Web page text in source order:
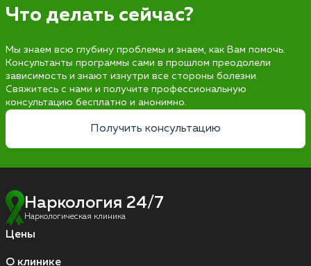
Что делать сейчас?
Мы знаем всю глубину проблемы и знаем, как Вам помочь.
Консультанты программы сами в прошлом преодолели
зависимость и знают изнутри все стороны болезни.
Свяжитесь с нами и получите профессиональную
консультацию бесплатно и анонимно.
Получить консультацию
Наркология 24/7
Наркологическая клиника
Цены
О клинике